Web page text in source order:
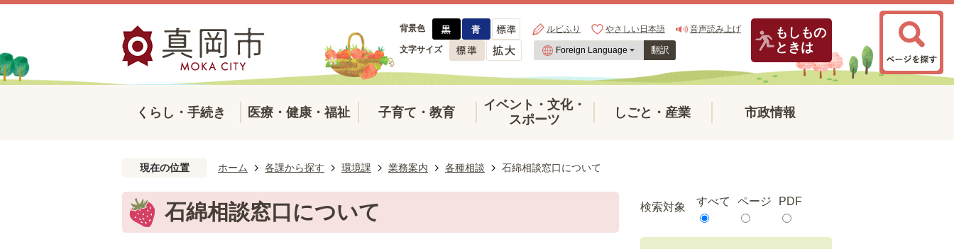
背景色 ルビふり やさしい日本語 音声読み上げ
文字サイズ 翻訳
もしもの
ときは
くらし・手続き 医療・健康・福祉 子育て・教育
イベント・文化・
スポーツ
しごと・産業 市政情報
現在の位置 ホーム 各課から探す 環境課 業務案内 各種相談 石綿相談窓口について
石綿相談窓口について 検索対象 すべて ページ PDF